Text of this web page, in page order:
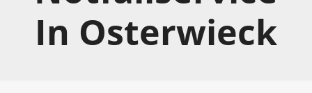
In Osterwieck